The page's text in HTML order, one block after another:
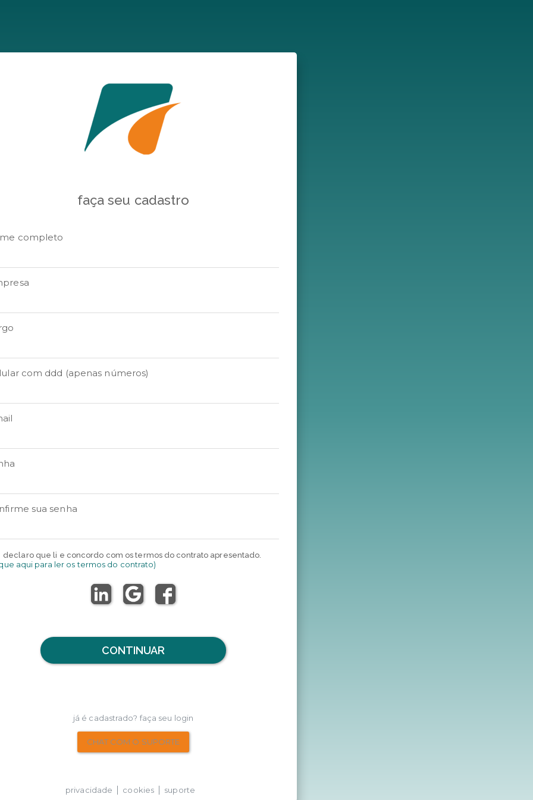
faça seu cadastro
completo
com ddd (apenas números)
sua senha
declaro que li e concordo com os termos do contrato apresentado.
aqui para ler os termos do contrato)
CONTINUAR
já é cadastrado? faça seu login
CHAT COM O SUPORTE
privacidade cookies suporte